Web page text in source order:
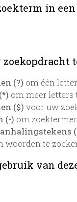
in
(?) om één
om meer letters
($) voor uw
(-) om
woorden te
van